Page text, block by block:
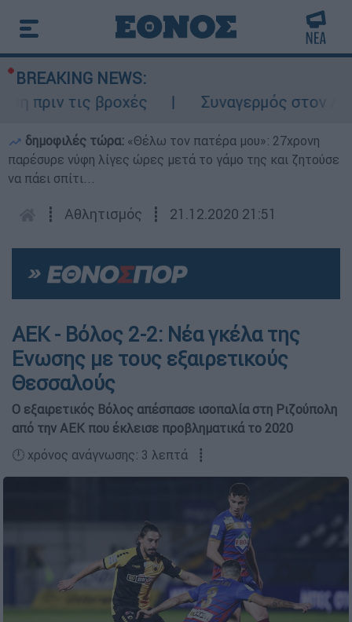
BREAKING NEWS:
τις βροχές
Συναγερμός στον
δημοφιλές τώρα: «Θέλω τον πατέρα μου»: 27χρονη
παρέσυρε νύφη λίγες ώρες μετά το γάμο της και ζητούσε
να πάει σπίτι...
┋ Αθλητισμός ┋ 21.12.2020 21:51
ΑΕΚ - Βόλος 2-2: Νέα γκέλα της
Ενωσης με τους εξαιρετικούς
Θεσσαλούς
Ο εξαιρετικός Βόλος απέσπασε ισοπαλία στη Ριζούπολη
από την ΑΕΚ που έκλεισε προβληματικά το 2020
🕛 χρόνος ανάγνωσης: 3 λεπτά ┋